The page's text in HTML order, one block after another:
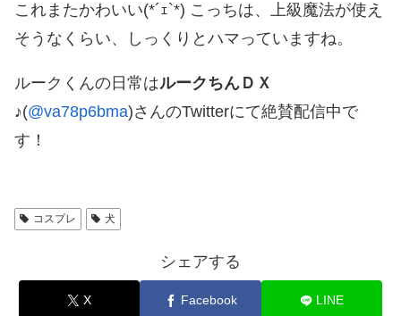
これまたかわいい(*´ｪ`*) こっちは、上級魔法が使え
そうなくらい、しっくりとハマっていますね。
ルークくんの日常はルークちんＤＸ
♪(@va78p6bma)さんのTwitterにて絶賛配信中で
す！
コスプレ 犬
シェアする
X Facebook LINE